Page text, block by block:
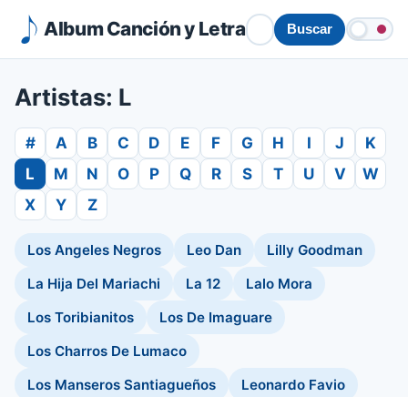
Album Canción y Letra Buscar
Artistas: L
# A B C D E F G H I J
K
L
M N O P Q R S T U V
W
X
Y Z
Los Angeles Negros Leo Dan
Lilly Goodman
La Hija Del Mariachi
La 12
Lalo Mora
Los Toribianitos
Los De Imaguare
Los Charros De Lumaco
Los Manseros Santiagueños
Leonardo Favio